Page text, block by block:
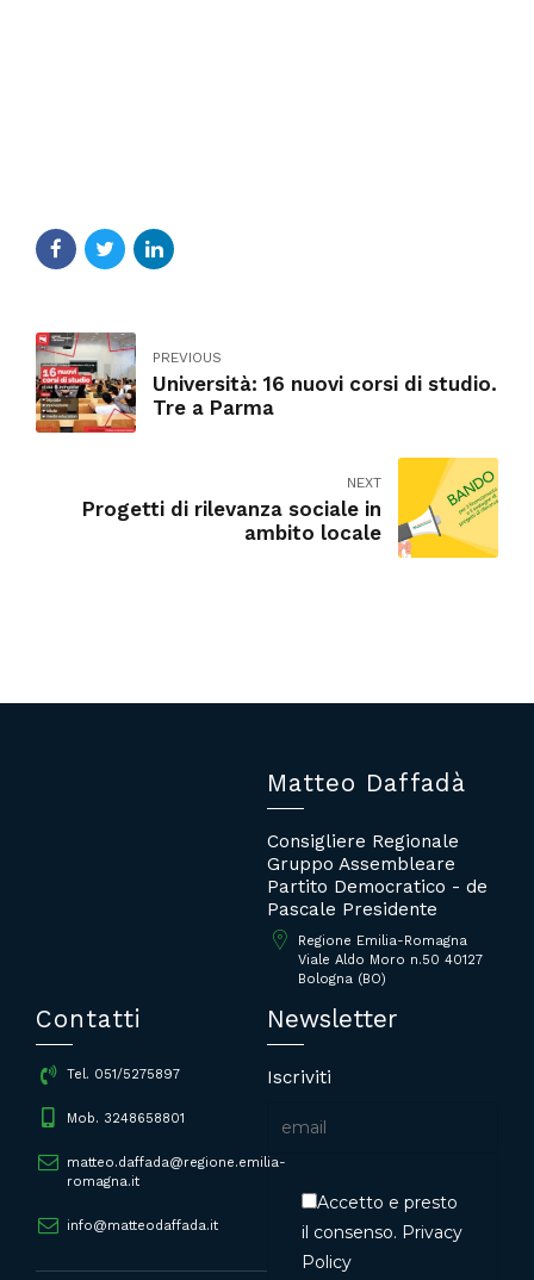
PREVIOUS
Università: 16 nuovi corsi di studio.
Tre a Parma
NEXT
Progetti di rilevanza sociale in
ambito locale
Matteo Daffadà
Consigliere Regionale
Gruppo Assembleare
Partito Democratico - de
Pascale Presidente
Regione Emilia-Romagna
Viale Aldo Moro n.50 40127
Bologna (BO)
Contatti
Tel. 051/5275897
Mob. 3248658801
matteo.daffada@regione.emilia-
romagna.it
info@matteodaffada.it
Newsletter
Iscriviti
Accetto e presto
il consenso. Privacy
Policy